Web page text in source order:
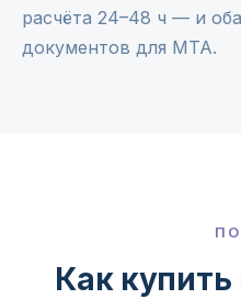
расчёта 24–48 ч — и
документов для MTA.
Как